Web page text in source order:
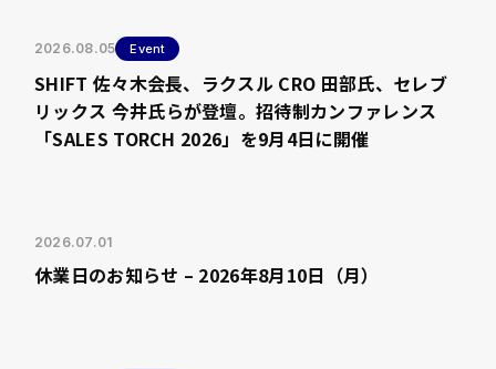
2026.08.05 Event
SHIFT 佐々木会長、ラクスル CRO 田部氏、セレブ
リックス 今井氏らが登壇。招待制カンファレンス
「SALES TORCH 2026」を9月4日に開催
2026.07.01
休業日のお知らせ – 2026年8月10日（月）